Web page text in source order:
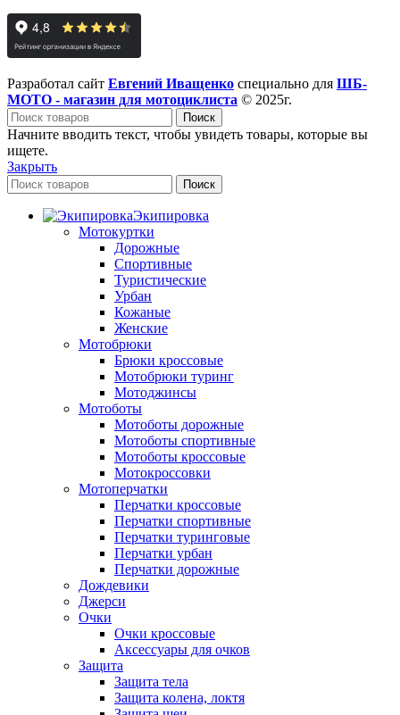
Разработал сайт Евгений Иващенко специально для ШБ-
МОТО - магазин для мотоциклиста © 2025г.
Поиск
Начните вводить текст, чтобы увидеть товары, которые вы
ищете.
Закрыть
Поиск
Экипировка
Мотокуртки
Дорожные
Спортивные
Туристические
Урбан
Кожаные
Женские
Мотобрюки
Брюки кроссовые
Мотобрюки туринг
Мотоджинсы
Мотоботы
Мотоботы дорожные
Мотоботы спортивные
Мотоботы кроссовые
Мотокроссовки
Мотоперчатки
Перчатки кроссовые
Перчатки спортивные
Перчатки туринговые
Перчатки урбан
Перчатки дорожные
Дождевики
Джерси
Очки
Очки кроссовые
Аксессуары для очков
Защита
Защита тела
Защита колена, локтя